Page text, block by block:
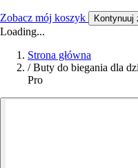
Zobacz mój koszyk Kontynuuj
Loading...
Strona główna
/ Buty do biegania dla
Pro